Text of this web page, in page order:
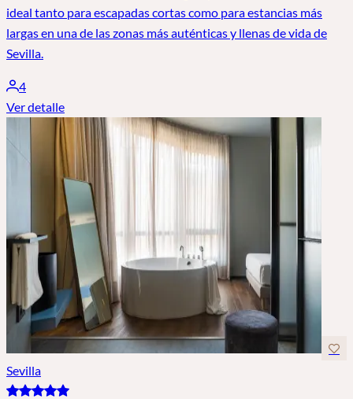
ideal tanto para escapadas cortas como para estancias más
largas en una de las zonas más auténticas y llenas de vida de
Sevilla.
4
Ver detalle
Sevilla